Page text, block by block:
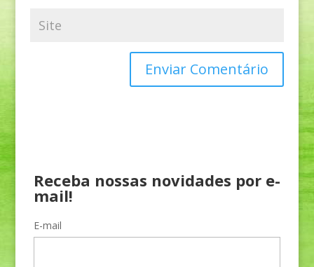
Receba nossas novidades por e-
mail!
E-mail